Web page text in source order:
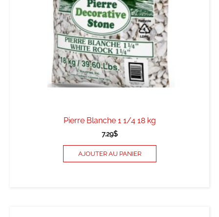
Pierre Blanche 1 1/4 18 kg
7.29$
AJOUTER AU PANIER